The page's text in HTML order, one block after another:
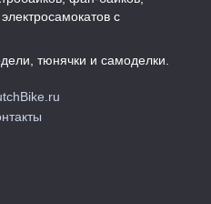
с
тюнячки и самоделки.